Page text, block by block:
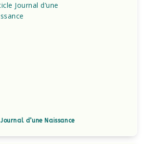
Journal d’une Naissance